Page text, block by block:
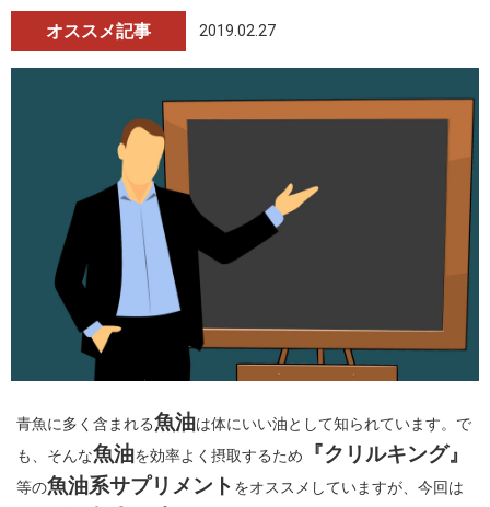
オススメ記事 2019.02.27
青魚に多く含まれる魚油は体にいい油として知られています。で
も、そんな魚油を効率よく摂取するため 『クリルキング』
等の魚油系サプリメント をオススメしていますが、今回は